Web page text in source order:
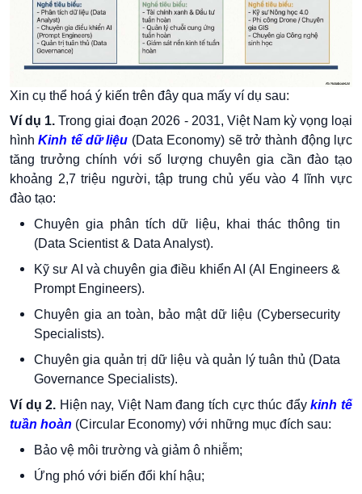
Xin cụ thể hoá ý kiến trên đây qua mấy ví dụ sau:
Ví dụ 1. Trong giai đoạn 2026 - 2031, Việt Nam kỳ vọng loại
hìnhKinh tế dữ liệu (Data Economy) sẽ trở thành động lực
tăng trưởng chính với số lượng chuyên gia cần đào tạo
khoảng 2,7 triệu người, tập trung chủ yếu vào 4 lĩnh vực
đào tạo:
Chuyên gia phân tích dữ liệu, khai thác thông tin
(Data Scientist & Data Analyst).
Kỹ sư AI và chuyên gia điều khiển AI (AI Engineers &
Prompt Engineers).
Chuyên gia an toàn, bảo mật dữ liệu (Cybersecurity
Specialists).
Chuyên gia quản trị dữ liệu và quản lý tuân thủ (Data
Governance Specialists).
Ví dụ 2. Hiện nay, Việt Nam đang tích cực thúc đẩykinh tế
tuần hoàn (Circular Economy) với những mục đích sau:
Bảo vệ môi trường và giảm ô nhiễm;
Ứng phó với biến đổi khí hậu;